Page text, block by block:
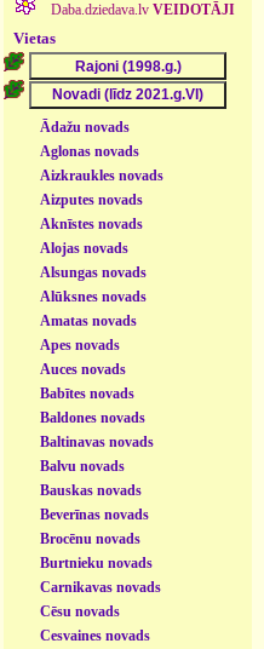
Daba.dziedava.lv VEIDOTĀJI
Vietas
Ādažu novads
Aglonas novads
Aizkraukles novads
Aizputes novads
Aknīstes novads
Alojas novads
Alsungas novads
Alūksnes novads
Amatas novads
Apes novads
Auces novads
Babītes novads
Baldones novads
Baltinavas novads
Balvu novads
Bauskas novads
Beverīnas novads
Brocēnu novads
Burtnieku novads
Carnikavas novads
Cēsu novads
Cesvaines novads